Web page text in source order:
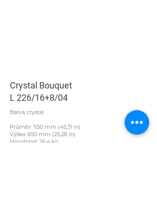
Crystal Bouquet
L 226/16+8/04
Barva: crystal
Průměr: 1150 mm (45,31 in)
Výška: 650 mm (25,28 in)
Hmotnost: 26,4 kg